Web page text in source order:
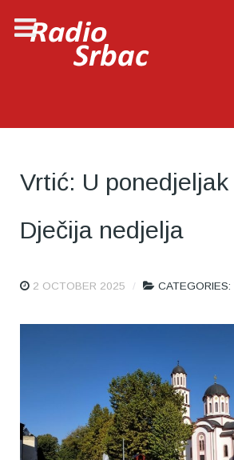
Vrtić: U
Dječija nedjelja
2 OCTOBER 2025 CATEGORIES: